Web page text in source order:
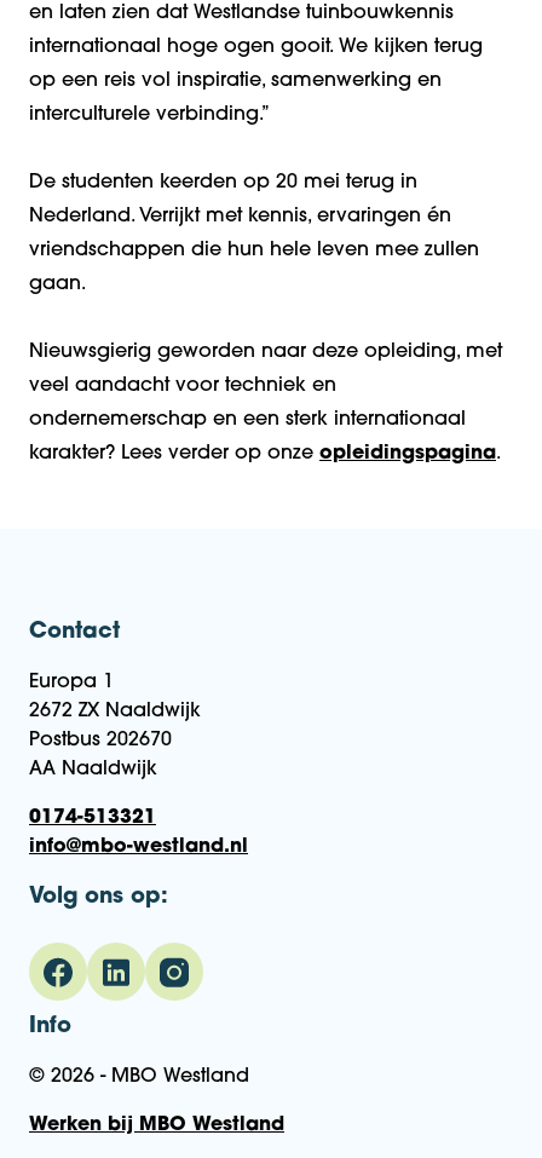
en laten zien dat Westlandse tuinbouwkennis
internationaal hoge ogen gooit. We kijken terug
op een reis vol inspiratie, samenwerking en
interculturele verbinding.”
De studenten keerden op 20 mei terug in
Nederland. Verrijkt met kennis, ervaringen én
vriendschappen die hun hele leven mee zullen
gaan.
Nieuwsgierig geworden naar deze opleiding, met
veel aandacht voor techniek en
ondernemerschap en een sterk internationaal
karakter? Lees verder op onze opleidingspagina.
Info
© 2026 - MBO Westland
Werken bij MBO Westland
Contact
Europa 1
2672 ZX Naaldwijk
Postbus 202670
AA Naaldwijk
0174-513321
info@mbo-westland.nl
Volg ons op: